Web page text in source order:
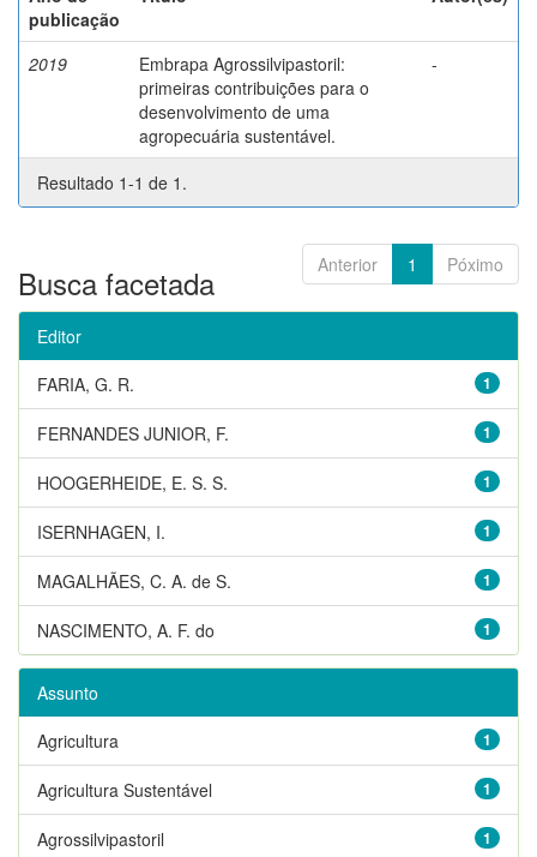
publicação
2019
Embrapa Agrossilvipastoril:
primeiras contribuições para o
desenvolvimento de uma
agropecuária sustentável.
-
Resultado 1-1 de 1.
Anterior 1 Póximo
Busca facetada
Editor
1
FARIA, G. R.
1
FERNANDES JUNIOR, F.
1
HOOGERHEIDE, E. S. S.
1
ISERNHAGEN, I.
1
MAGALHÃES, C. A. de S.
1
NASCIMENTO, A. F. do
Assunto
1
Agricultura
1
Agricultura Sustentável
1
Agrossilvipastoril